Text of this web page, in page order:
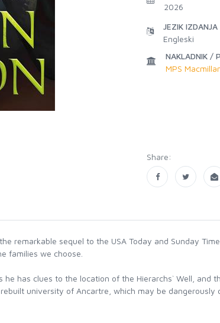
2026
JEZIK IZDANJA
Engleski
NAKLADNIK /
MPS
Share:
remarkable sequel to the USA Today and Sunday
families we choose.
has clues to the location of the Hierarchs` Well, and
university of Ancartre, which may be dangerously